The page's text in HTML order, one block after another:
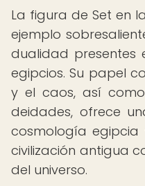
La figura de Set en
ejemplo
dualidad presentes
egipcios. Su papel
y el caos, así
deidades, ofrece
cosmología
civilización antigua
del universo.